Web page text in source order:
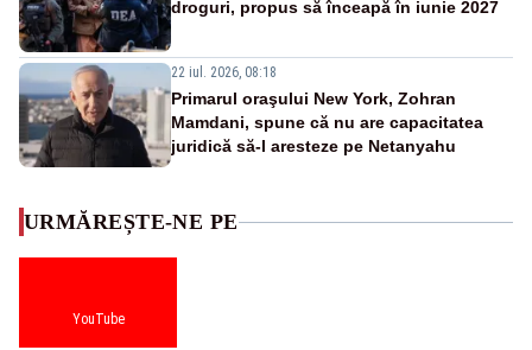
droguri, propus să înceapă în iunie 2027
22 iul. 2026, 08:18
Primarul oraşului New York, Zohran
Mamdani, spune că nu are capacitatea
juridică să-l aresteze pe Netanyahu
URMĂREȘTE-NE PE
YouTube